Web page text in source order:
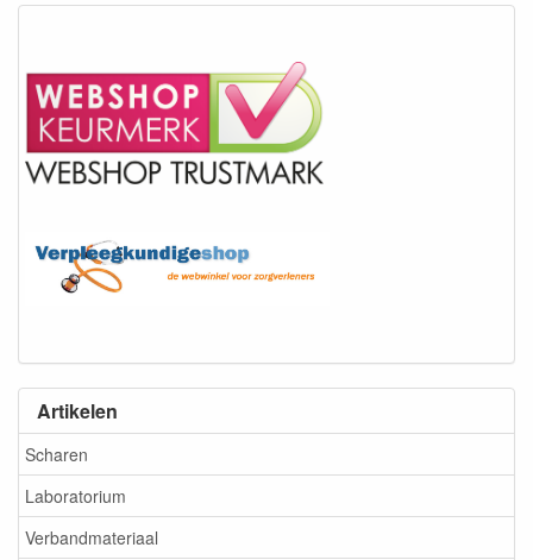
Artikelen
Scharen
Laboratorium
Verbandmateriaal